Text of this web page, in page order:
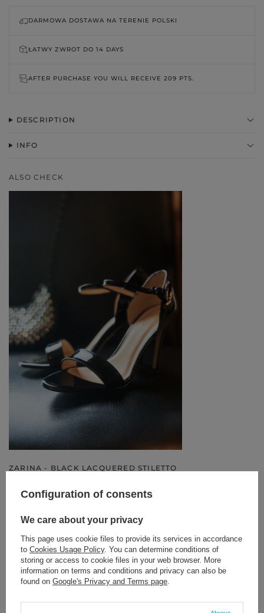
DARMOWA DOSTAWA NA TERENIE POLSKI
ŁATWY ZWROT DO 14 DAYS
AFTER PURCHASE YOU WILL RECEIVE 209 PTS.
DESCRIPTION
INFO
ALSO CHECK
ZARINA - BLACK LACQUERED STILETTO
189,00 €
WYBIERZ OPCJĘ
KUP STYLIZACJĘ
Configuration of consents
We care about your privacy
This page uses cookie files to provide its services in accordance
to Cookies Usage Policy. You can determine conditions of
storing or access to cookie files in your web browser. More
information on terms and conditions and privacy can also be
found on Google's Privacy and Terms page